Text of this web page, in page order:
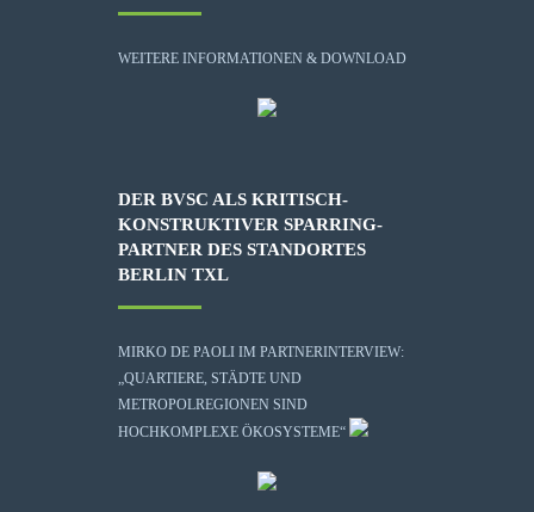
WEITERE INFORMATIONEN & DOWNLOAD
DER BVSC ALS KRITISCH-
KONSTRUKTIVER SPARRING-
PARTNER DES STANDORTES
BERLIN TXL
MIRKO DE PAOLI IM PARTNERINTERVIEW:
„QUARTIERE, STÄDTE UND
METROPOLREGIONEN SIND
HOCHKOMPLEXE ÖKOSYSTEME“